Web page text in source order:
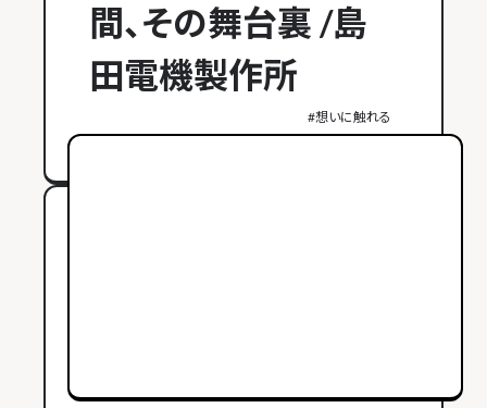
間、その舞台裏 /島
田電機製作所
#想いに触れる